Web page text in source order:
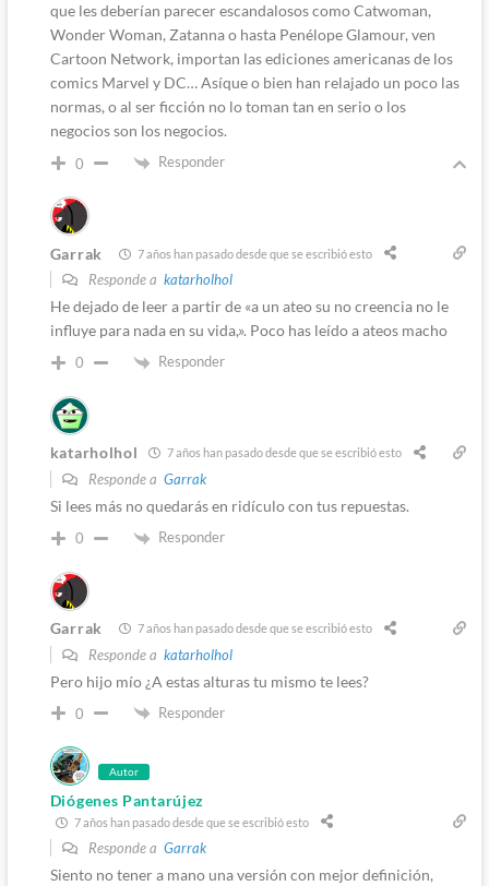
que les deberían parecer escandalosos como Catwoman,
Wonder Woman, Zatanna o hasta Penélope Glamour, ven
Cartoon Network, importan las ediciones americanas de los
comics Marvel y DC… Asíque o bien han relajado un poco las
normas, o al ser ficción no lo toman tan en serio o los
negocios son los negocios.
0 Responder
Garrak 7 años han pasado desde que se escribió esto
Responde a katarholhol
He dejado de leer a partir de «a un ateo su no creencia no le
influye para nada en su vida,». Poco has leído a ateos macho
0 Responder
katarholhol 7 años han pasado desde que se escribió esto
Responde a Garrak
Si lees más no quedarás en ridículo con tus repuestas.
0 Responder
Garrak 7 años han pasado desde que se escribió esto
Responde a katarholhol
Pero hijo mío ¿A estas alturas tu mismo te lees?
0 Responder
Autor
Diógenes Pantarújez
7 años han pasado desde que se escribió esto
Responde a Garrak
Siento no tener a mano una versión con mejor definición,